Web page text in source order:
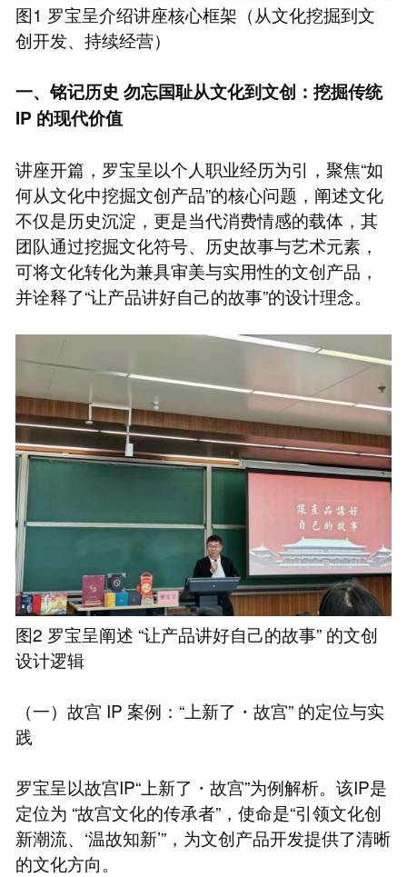
图1 罗宝呈介绍讲座核心框架（从文化挖掘到文
创开发、持续经营）
一、铭记历史 勿忘国耻从文化到文创：挖掘传统
IP 的现代价值
讲座开篇，罗宝呈以个人职业经历为引，聚焦“如
何从文化中挖掘文创产品”的核心问题，阐述文化
不仅是历史沉淀，更是当代消费情感的载体，其
团队通过挖掘文化符号、历史故事与艺术元素，
可将文化转化为兼具审美与实用性的文创产品，
并诠释了“让产品讲好自己的故事”的设计理念。
图2 罗宝呈阐述 “让产品讲好自己的故事” 的文创
设计逻辑
（一）故宫 IP 案例：“上新了・故宫” 的定位与实
践
罗宝呈以故宫IP“上新了・故宫”为例解析。该IP是
定位为 “故宫文化的传承者”，使命是“引领文化创
新潮流、‘温故知新’”，为文创产品开发提供了清晰
的文化方向。